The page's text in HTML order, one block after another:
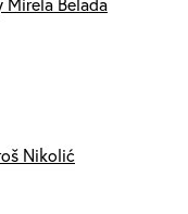
Nikolić